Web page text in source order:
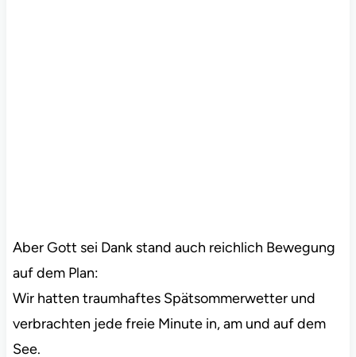
Aber Gott sei Dank stand auch reichlich Bewegung
auf dem Plan:
Wir hatten traumhaftes Spätsommerwetter und
verbrachten jede freie Minute in, am und auf dem
See.